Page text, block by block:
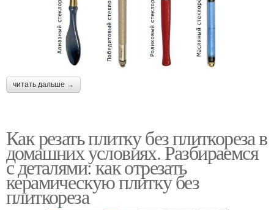
читать дальше →
Как резать плитку без плиткореза в
домашних условиях. Разбираемся
с деталями: как отрезать
керамическую плитку без
плиткореза